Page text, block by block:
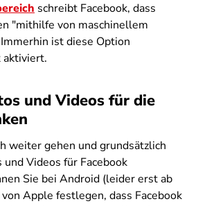
schreibt Facebook, dass
"mithilfe von maschinellem
ist diese Option
aktiviert.
und Videos für die
weiter gehen und grundsätzlich
Videos für Facebook
Sie bei Android (leider erst ab
Apple festlegen, dass Facebook